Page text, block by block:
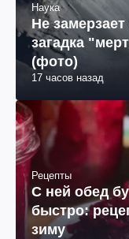
Наука
Не
загадка
(фото)
17 часов назад
Рецепты
С ней обед
быстро:
зиму